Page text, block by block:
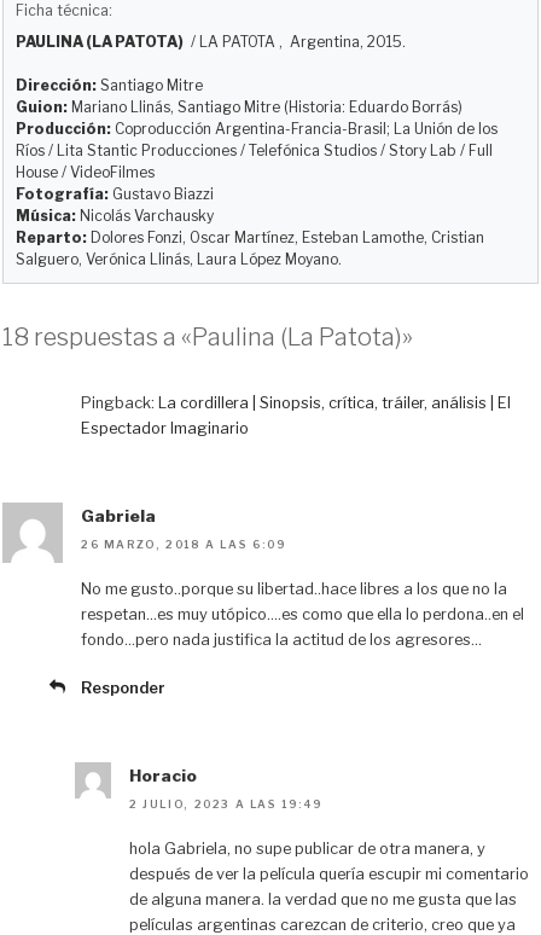
s
k
y
o
d
o
n
b
o
o
k
i
t
l
a
t
i
r
Ficha técnica:
PAULINA (LA PATOTA) / LA PATOTA , Argentina, 2015.
Dirección: Santiago Mitre
Guion: Mariano Llinás, Santiago Mitre (Historia: Eduardo Borrás)
Producción: Coproducción Argentina-Francia-Brasil; La Unión de los
Ríos / Lita Stantic Producciones / Telefónica Studios / Story Lab / Full
House / VideoFilmes
Fotografía: Gustavo Biazzi
Música: Nicolás Varchausky
Reparto: Dolores Fonzi, Oscar Martínez, Esteban Lamothe, Cristian
Salguero, Verónica Llinás, Laura López Moyano.
18 respuestas a «Paulina (La Patota)»
Pingback: La cordillera | Sinopsis, crítica, tráiler, análisis | El
Espectador Imaginario
Gabriela
26 MARZO, 2018 A LAS 6:09
No me gusto..porque su libertad..hace libres a los que no la
respetan…es muy utópico….es como que ella lo perdona..en el
fondo…pero nada justifica la actitud de los agresores…
Responder
Horacio
2 JULIO, 2023 A LAS 19:49
hola Gabriela, no supe publicar de otra manera, y
después de ver la película quería escupir mi comentario
de alguna manera. la verdad que no me gusta que las
películas argentinas carezcan de criterio, creo que ya